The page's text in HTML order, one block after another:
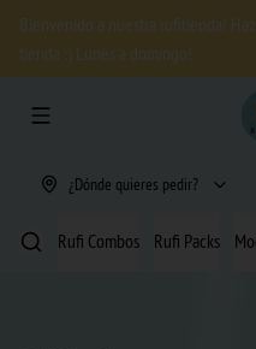
Bienvenido a nuestra rufitienda!
tienda :) Lunes a domingo!
Abrir menu de navegación
¿Dónde quieres pedir?
Rufi Combos Rufi Packs